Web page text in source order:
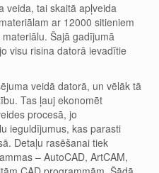
veida, tai skaitā apļveida
ar 12000 sitieniem
Šajā gadījumā
visu risina datorā ievadītie
veidā datorā, un vēlāk tā
Tas ļauj ekonomēt
procesā, jo
ieguldījumus, kas parasti
Detaļu rasēšanai tiek
– AutoCAD, ArtCAM,